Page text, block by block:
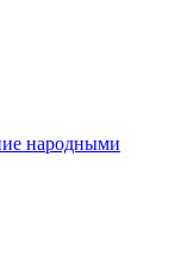
народными